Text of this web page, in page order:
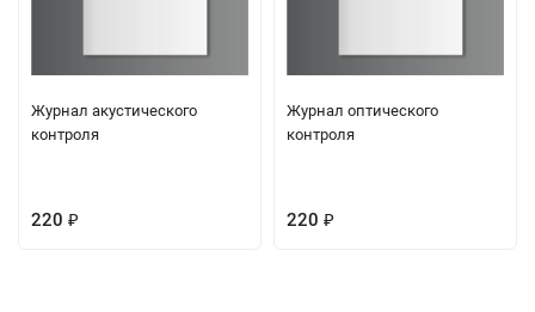
Журнал акустического
контроля
220 ₽
Журнал оптического
контроля
220 ₽